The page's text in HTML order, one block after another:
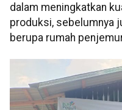
dalam meningkatkan
produksi, sebelumnya
berupa rumah